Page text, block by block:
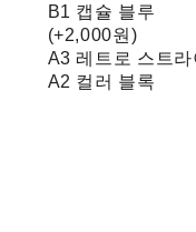
B1 캡슐 블루
(+2,000원)
A3 레트로 스트라
A2 컬러 블록